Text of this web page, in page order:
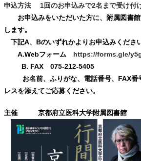
申込方法 1回のお申込みで2名まで受け付け
お申込みをいただいた方に、附属図書館
します。
下記A、Bのいずれかよりお申込みください
A.Webフォーム https://forms.gle/
B. FAX 075-212-5405
お名前、ふりがな、電話番号、FAX番
レスを添えてご応募ください。
主催 京都府立医科大学附属図書館